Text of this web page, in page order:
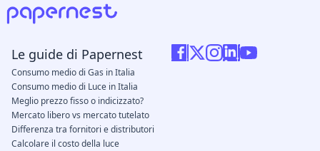
Le guide di Papernest
Consumo medio di Gas in Italia
Consumo medio di Luce in Italia
Meglio prezzo fisso o indicizzato?
Mercato libero vs mercato tutelato
Differenza tra fornitori e distributori
Calcolare il costo della luce